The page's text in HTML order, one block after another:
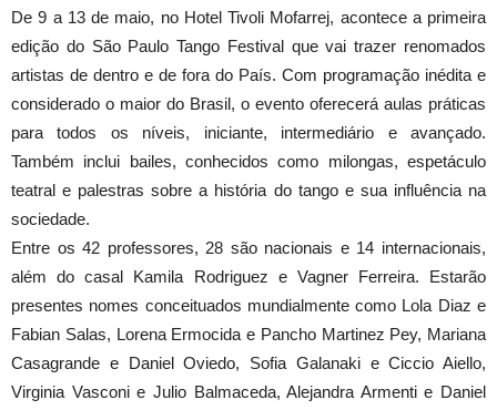
De 9 a 13 de maio, no Hotel Tivoli Mofarrej, acontece a primeira
edição do São Paulo Tango Festival que vai trazer renomados
artistas de dentro e de fora do País. Com programação inédita e
considerado o maior do Brasil, o evento oferecerá aulas práticas
para todos os níveis, iniciante, intermediário e avançado.
Também inclui bailes, conhecidos como milongas, espetáculo
teatral e palestras sobre a história do tango e sua influência na
sociedade.
Entre os 42 professores, 28 são nacionais e 14 internacionais,
além do casal Kamila Rodriguez e Vagner Ferreira. Estarão
presentes nomes conceituados mundialmente como Lola Diaz e
Fabian Salas, Lorena Ermocida e Pancho Martinez Pey, Mariana
Casagrande e Daniel Oviedo, Sofia Galanaki e Ciccio Aiello,
Virginia Vasconi e Julio Balmaceda, Alejandra Armenti e Daniel